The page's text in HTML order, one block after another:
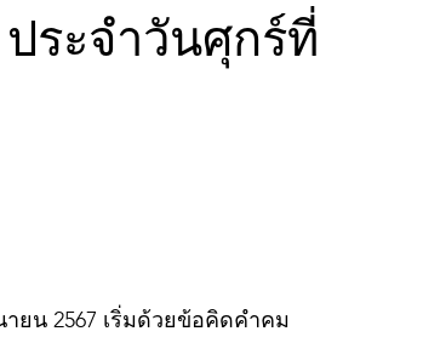
ระจำวันศุกร์ที่
ยน 2567 เริ่มด้วยข้อคิดคำคม